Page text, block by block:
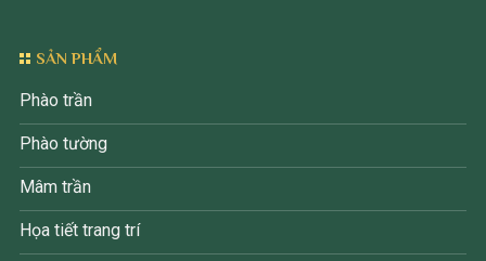
SẢN PHẨM
Phào trần
Phào tường
Mâm trần
Họa tiết trang trí